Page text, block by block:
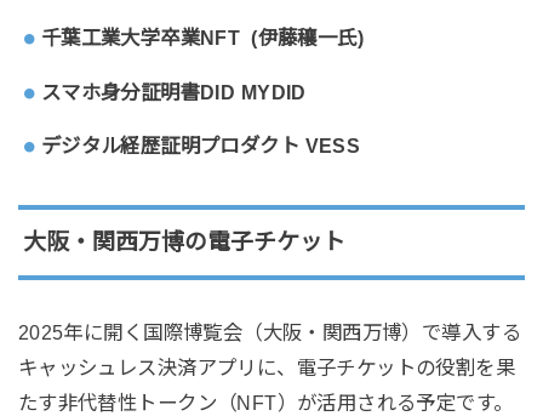
千葉工業大学卒業NFT (伊藤穰一氏)
スマホ身分証明書DID MYDID
デジタル経歴証明プロダクト VESS
大阪・関西万博の電子チケット
2025年に開く国際博覧会（大阪・関西万博）で導入する
キャッシュレス決済アプリに、電子チケットの役割を果
たす非代替性トークン（NFT）が活用される予定です。